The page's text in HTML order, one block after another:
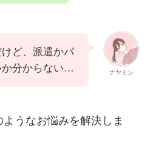
ナヤミン
ど、派遣かパ
か分からない…
うなお悩みを解決しま